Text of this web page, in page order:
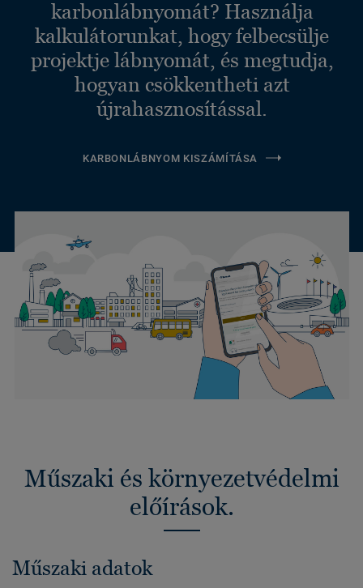
karbonlábnyomát? Használja
kalkulátorunkat, hogy felbecsülje
projektje lábnyomát, és megtudja,
hogyan csökkentheti azt
újrahasznosítással.
KARBONLÁBNYOM KISZÁMÍTÁSA
Műszaki és környezetvédelmi
előírások.
Műszaki adatok